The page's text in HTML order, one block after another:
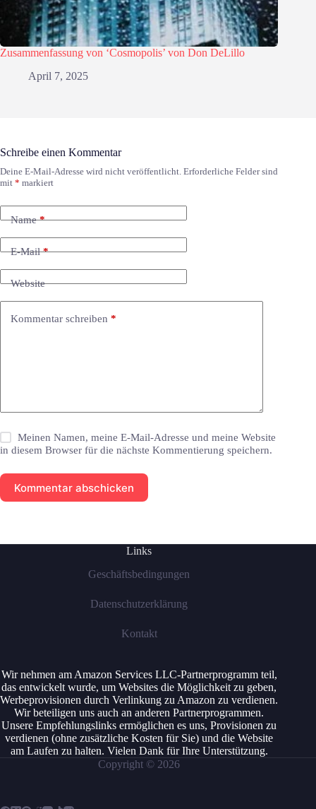
Zusammenfassung von ‘Cosmopolis’ von Don DeLillo
April 7, 2025
Schreibe einen Kommentar
Deine E-Mail-Adresse wird nicht veröffentlicht. Erforderliche Felder sind
mit * markiert
Name*
E-Mail*
Website
Kommentar schreiben *
Meinen Namen, meine E-Mail-Adresse und meine Website
in diesem Browser für die nächste Kommentierung speichern.
Kommentar abschicken
Links
Geschäftsbedingungen
Datenschutzerklärung
Kontakt
Wir nehmen am Amazon Services LLC-Partnerprogramm teil,
das entwickelt wurde, um Websites die Möglichkeit zu geben,
Werbeprovisionen durch Verlinkung zu Amazon zu verdienen.
Wir beteiligen uns auch an anderen Partnerprogrammen.
Unsere Empfehlungslinks ermöglichen es uns, Provisionen zu
verdienen (ohne zusätzliche Kosten für Sie) und die Website
am Laufen zu halten. Vielen Dank für Ihre Unterstützung.
Copyright © 2026